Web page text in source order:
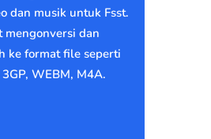
dan musik untuk Fsst.
mengonversi dan
ke format file seperti
WEBM, M4A.